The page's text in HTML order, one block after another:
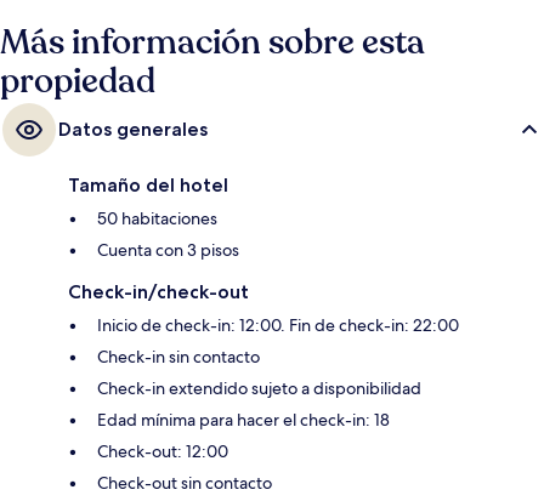
Más información sobre esta
propiedad
Datos generales
Tamaño del hotel
50 habitaciones
Cuenta con 3 pisos
Check-in/check-out
Inicio de check-in: 12:00. Fin de check-in: 22:00
Check-in sin contacto
Check-in extendido sujeto a disponibilidad
Edad mínima para hacer el check-in: 18
Check-out: 12:00
Check-out sin contacto